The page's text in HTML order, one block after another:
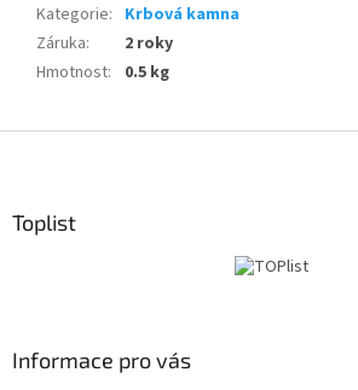
Kategorie: Krbová kamna
Záruka:
2 roky
Hmotnost: 0.5 kg
Toplist
Informace pro vás